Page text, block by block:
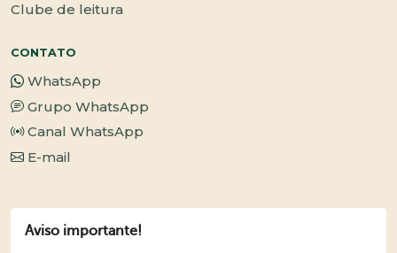
Clube de leitura
CONTATO
WhatsApp
Grupo WhatsApp
Canal WhatsApp
E-mail
Aviso importante!